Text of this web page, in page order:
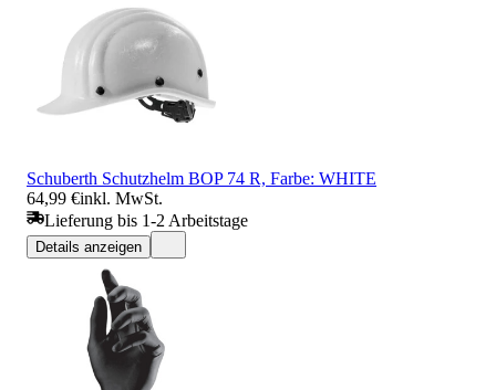
Schuberth Schutzhelm BOP 74 R, Farbe: WHITE
64,99 €inkl. MwSt.
Lieferung bis 1-2 Arbeitstage
Details anzeigen